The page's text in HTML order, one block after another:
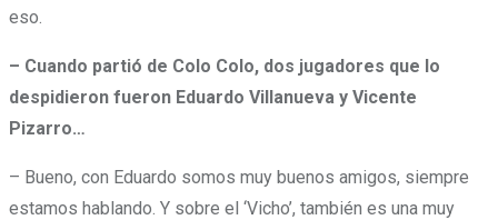
eso.
– Cuando partió de Colo Colo, dos jugadores que lo
despidieron fueron Eduardo Villanueva y Vicente
Pizarro…
– Bueno, con Eduardo somos muy buenos amigos, siempre
estamos hablando. Y sobre el ‘Vicho’, también es una muy